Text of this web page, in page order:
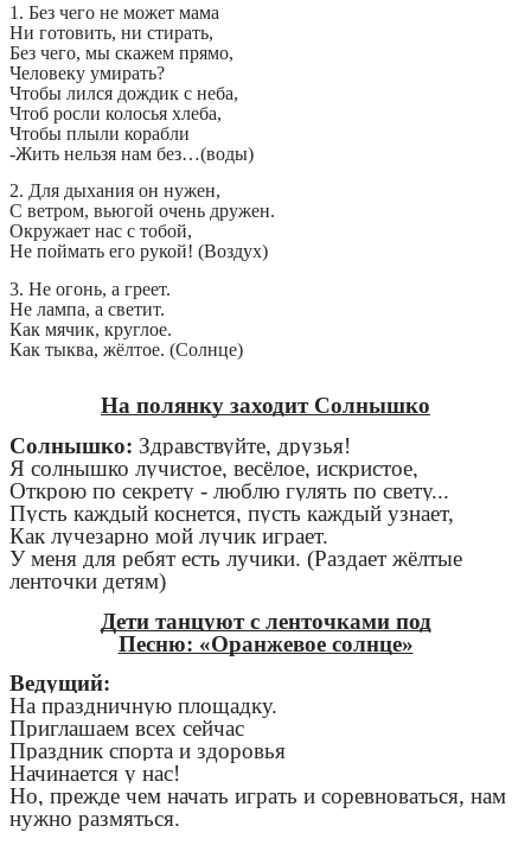
1. Без чего не может мама
Ни готовить, ни стирать,
Без чего, мы скажем прямо,
Человеку умирать?
Чтобы лился дождик с неба,
Чтоб росли колосья хлеба,
Чтобы плыли корабли
-Жить нельзя нам без…(воды)
2. Для дыхания он нужен,
С ветром, вьюгой очень дружен.
Окружает нас с тобой,
Не поймать его рукой! (Воздух)
3. Не огонь, а греет.
Не лампа, а светит.
Как мячик, круглое.
Как тыква, жёлтое. (Солнце)
На полянку заходит Солнышко
Солнышко: Здравствуйте, друзья!
Я солнышко лучистое, весёлое, искристое,
Открою по секрету - люблю гулять по свету...
Пусть каждый коснется, пусть каждый узнает,
Как лучезарно мой лучик играет.
У меня для ребят есть лучики. (Раздает жёлтые
ленточки детям)
Дети танцуют с ленточками под
Песню: «Оранжевое солнце»
Ведущий:
На праздничную площадку.
Приглашаем всех сейчас
Праздник спорта и здоровья
Начинается у нас!
Но, прежде чем начать играть и соревноваться, нам
нужно размяться.